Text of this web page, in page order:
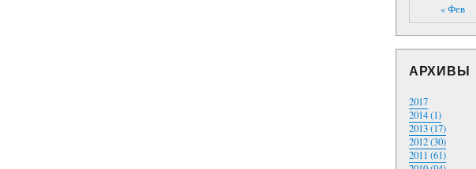
« Фев
АРХИВЫ
2017
2014 (1)
2013 (17)
2012 (30)
2011 (61)